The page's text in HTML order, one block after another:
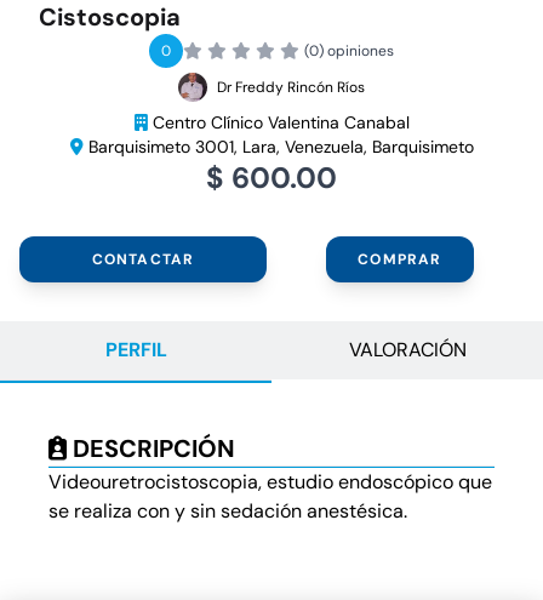
Cistoscopia
0
(0) opiniones
Dr Freddy Rincón Ríos
Centro Clínico Valentina Canabal
Barquisimeto 3001, Lara, Venezuela, Barquisimeto
$ 600.00
CONTACTAR COMPRAR
PERFIL VALORACIÓN
DESCRIPCIÓN
Videouretrocistoscopia, estudio endoscópico que
se realiza con y sin sedación anestésica.